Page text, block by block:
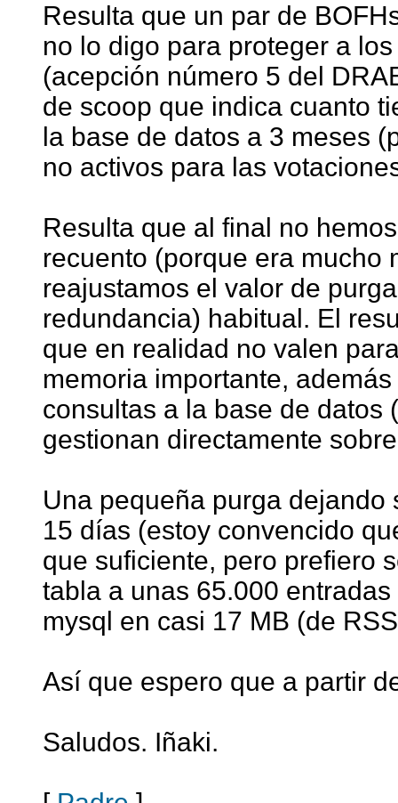
Resulta que un par de
no lo digo para proteger a
(acepción número 5 del
de scoop que indica cuanto
la base de datos a 3 meses
no activos para las
Resulta que al final no
recuento (porque era mucho
reajustamos el valor de
redundancia) habitual. El
que en realidad no valen
memoria importante,
consultas a la base de datos
gestionan directamente
Una pequeña purga
15 días (estoy convencido
que suficiente, pero prefiero
tabla a unas 65.000
mysql en casi 17 MB (de
Así que espero que a partir
Saludos. Iñaki.